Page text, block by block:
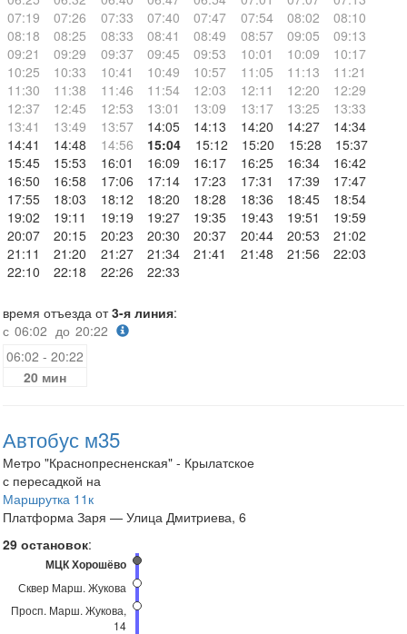
07:19
07:26 07:33 07:40 07:47 07:54 08:02
08:10
08:18
08:25 08:33 08:41 08:49 08:57 09:05
09:13
09:21
09:29 09:37 09:45 09:53 10:01 10:09
10:17
10:25
10:33 10:41 10:49 10:57 11:05 11:13
11:21
11:30
11:38 11:46 11:54 12:03 12:11 12:20
12:29
12:37
12:45 12:53 13:01 13:09 13:17 13:25
13:33
13:41
13:49 13:57 14:05 14:13 14:20 14:27
14:34
14:41
14:48 14:56 15:04 15:12 15:20 15:28
15:37
15:45
15:53 16:01 16:09 16:17 16:25 16:34
16:42
16:50
16:58 17:06 17:14 17:23 17:31 17:39
17:47
17:55
18:03 18:12 18:20 18:28 18:36 18:45
18:54
19:02
19:11 19:19 19:27 19:35 19:43 19:51
19:59
20:07
20:15 20:23 20:30 20:37 20:44 20:53
21:02
21:11
21:20 21:27 21:34 21:41 21:48 21:56
22:03
22:10
22:18 22:26 22:33
время отъезда от3-я линия:
с 06:02 до 20:22
06:02 - 20:22
20 мин
Автобус м35
Метро "Краснопресненская" - Крылатское
с пересадкой на
Маршрутка 11к
Платформа Заря — Улица Дмитриева, 6
29 остановок:
МЦК Хорошёво
Сквер Марш. Жукова
Просп. Марш. Жукова,
14